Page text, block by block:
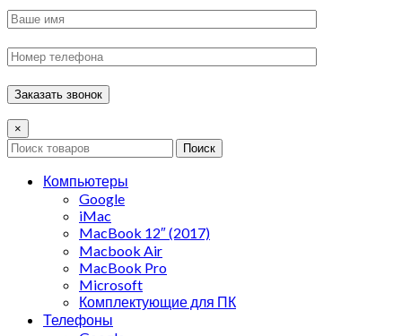
×
Поиск
Компьютеры
Google
iMac
MacBook 12″ (2017)
Macbook Air
MacBook Pro
Microsoft
Комплектующие для ПК
Телефоны